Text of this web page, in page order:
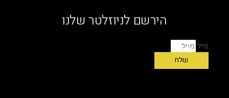
הירשם לניוזלטר שלנו
מייל
שלח